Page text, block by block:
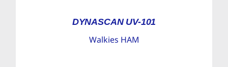
DYNASCAN UV-101
Walkies HAM